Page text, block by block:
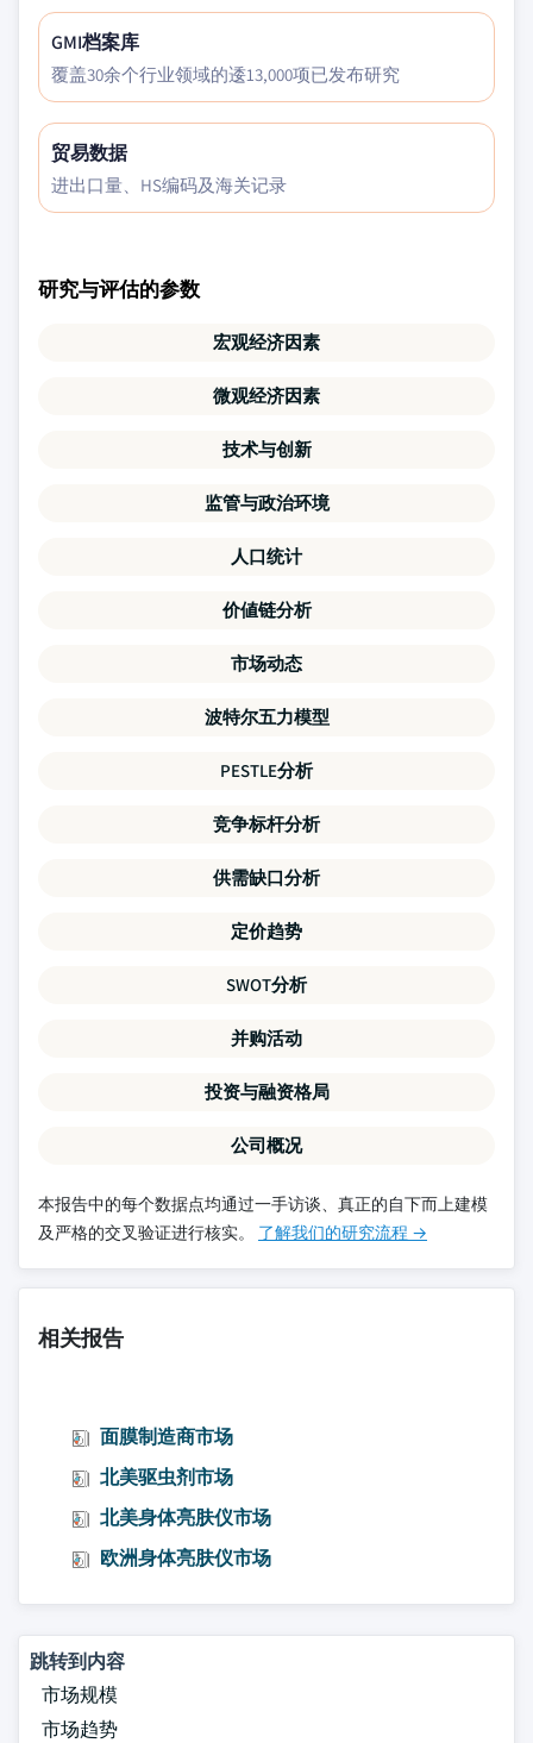
GMI档案库
覆盖30余个行业领域的逶13,000项已发布研究
贸易数据
进出口量、HS编码及海关记录
研究与评估的参数
宏观经济因素
微观经济因素
技术与创新
监管与政治环境
人口统计
价値链分析
市场动态
波特尔五力模型
PESTLE分析
竞争标杆分析
供需缺口分析
定价趋势
SWOT分析
并购活动
投资与融资格局
公司概况
本报告中的每个数据点均通过一手访谈、真正的自下而上建模
及严格的交叉验证进行核实。 了解我们的研究流程 →
相关报告
面膜制造商市场
北美驱虫剂市场
北美身体亮肤仪市场
欧洲身体亮肤仪市场
跳转到内容
市场规模
市场趋势